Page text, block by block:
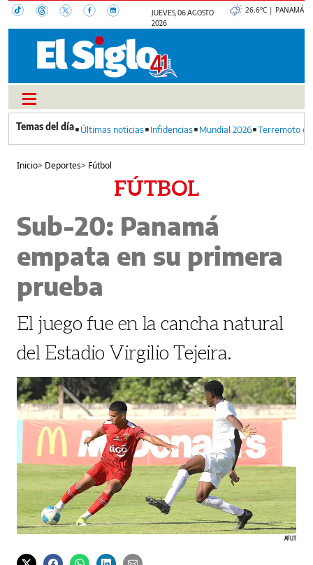
JUEVES, 06 AGOSTO
2026
26.6°C | PANAMÁ
Últimas noticias Infidencias Mundial 2026 Terremoto
Inicio> Deportes> Fútbol
FÚTBOL
Sub-20: Panamá
empata en su primera
prueba
El juego fue en la cancha natural
del Estadio Virgilio Tejeira.
AFUT